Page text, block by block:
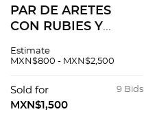
PAR DE ARETES
CON RUBIES Y
PLATA .925 Poste y
cm x 1.0 cm aprox.
Peso: 6.6 g.
Estimate
MXN$800 - MXN$2,500
9 Bids
Sold for
MXN$1,500